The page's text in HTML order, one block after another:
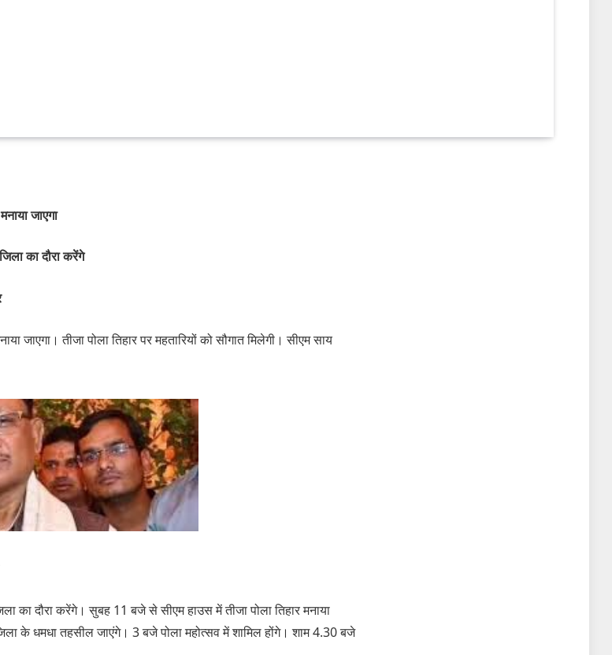
जाएगा
का दौरा करेंगे
जाएगा। तीजा पोला तिहार पर महतारियों को सौगात मिलेगी। सीएम साय
का दौरा करेंगे। सुबह 11 बजे से सीएम हाउस में तीजा पोला तिहार मनाया
के धमधा तहसील जाएंगे। 3 बजे पोला महोत्सव में शामिल होंगे। शाम 4.30 बजे